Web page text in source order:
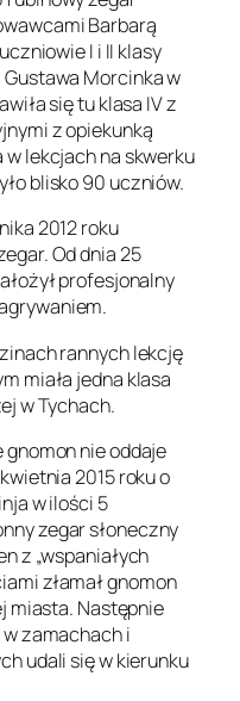
Barbarą
I i II klasy
Gustawa Morcinka w
się tu klasa IV z
z opiekunką
w lekcjach na skwerku
blisko 90 uczniów.
2012 roku
Od dnia 25
profesjonalny
rannych lekcję
miała jedna klasa
w Tychach.
gnomon nie oddaje
2015 roku o
w ilości 5
zegar słoneczny
z „wspaniałych
złamał gnomon
miasta. Następnie
zamachach i
udali się w kierunku